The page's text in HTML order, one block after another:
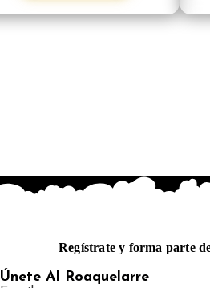
Regístrate y forma parte
Únete Al Roaquelarre